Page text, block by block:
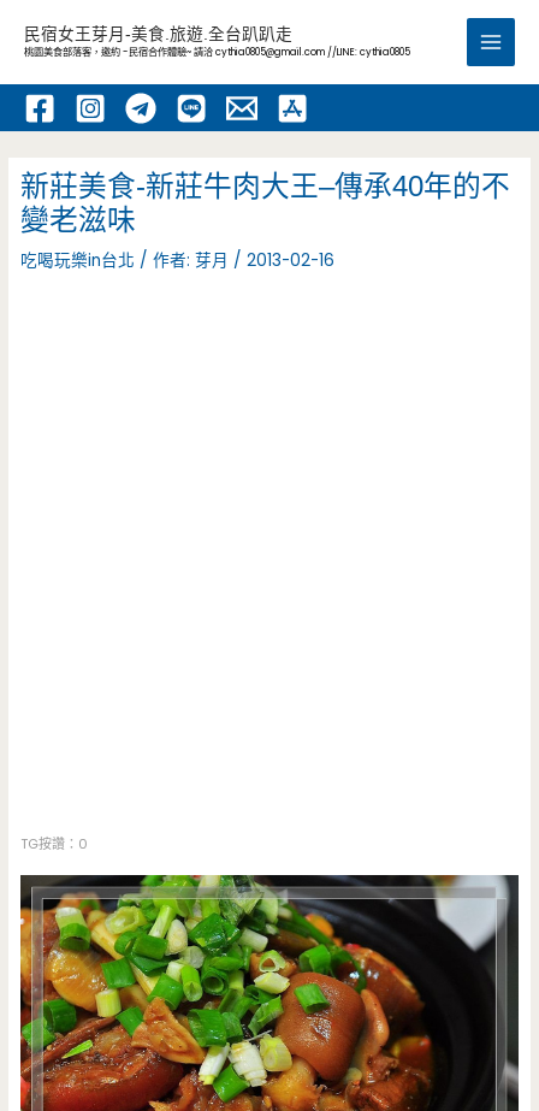
內
民宿女王芽月-美食.旅遊.全台趴趴走
桃園美食部落客，邀約 -民宿合作體驗~ 請洽cythia0805@gmail.com //LINE: cythia0805
Main
新莊美食-新莊牛肉大王–傳承40年的不
變老滋味
吃喝玩樂in台北 / 作者:芽月 /2013-02-16
TG按讚：0